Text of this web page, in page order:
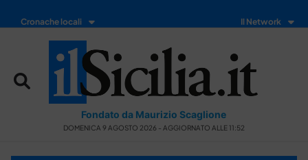
Cronache locali Il Network
Fondato da Maurizio Scaglione
DOMENICA 9 AGOSTO 2026 - AGGIORNATO ALLE 11:52